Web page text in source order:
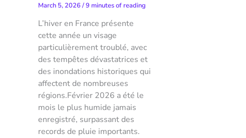
March 5, 2026/9 minutes of reading
L’hiver en France présente
cette année un visage
particulièrement troublé, avec
des tempêtes dévastatrices et
des inondations historiques qui
affectent de nombreuses
régions.Février 2026 a été le
mois le plus humide jamais
enregistré, surpassant des
records de pluie importants.